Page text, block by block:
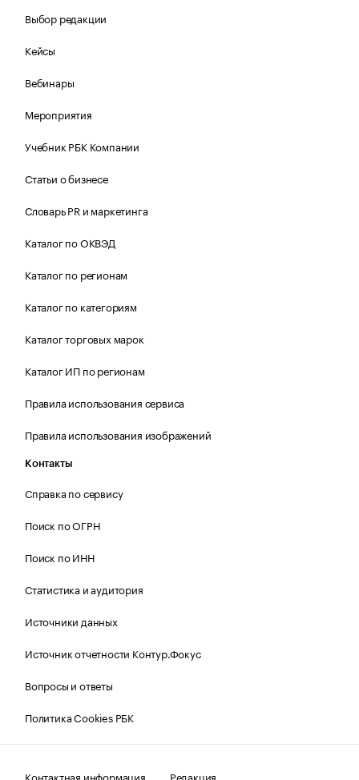
Выбор редакции
Кейсы
Вебинары
Мероприятия
Учебник РБК Компании
Статьи о бизнесе
Словарь PR и маркетинга
Каталог по ОКВЭД
Каталог по регионам
Каталог по категориям
Каталог торговых марок
Каталог ИП по регионам
Правила использования сервиса
Правила использования изображений
Контакты
Справка по сервису
Поиск по ОГРН
Поиск по ИНН
Статистика и аудитория
Источники данных
Источник отчетности Контур.Фокус
Вопросы и ответы
Политика Cookies РБК
Контактная информация Редакция